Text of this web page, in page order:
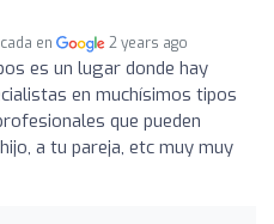
en 2 years ago
es un lugar donde hay
en muchísimos tipos
que pueden
a tu pareja, etc muy muy